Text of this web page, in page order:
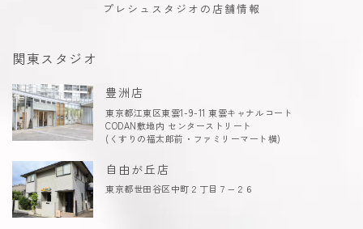
プレシュスタジオの店舗情報
関東スタジオ
豊洲店
東京都江東区東雲1-9-11 東雲キャナルコート
CODAN敷地内 センターストリート
(くすりの福太郎前・ファミリーマート横)
自由が丘店
東京都世田谷区中町２丁目７−２６